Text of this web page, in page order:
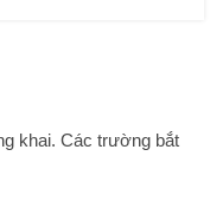
khai. Các trường bắt